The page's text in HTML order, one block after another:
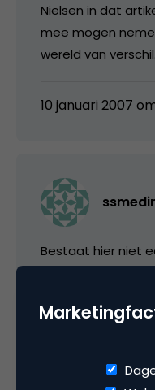
Nielsen in dat
mee mogen
wereld van verschil.
10 januari 2007
Bestaat hier niet
Verschil is
10 januari 2007